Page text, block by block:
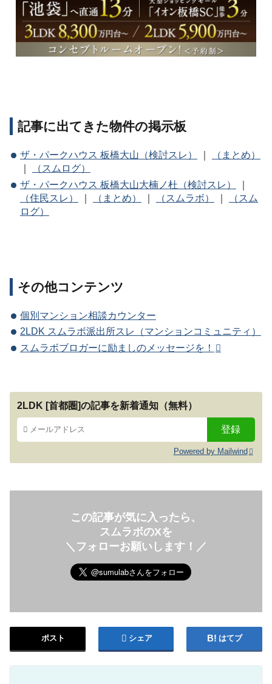
記事に出てきた物件の掲示板
ザ・パークハウス 板橋大山（検討スレ） ｜
（まとめ）
｜
（スムログ）
ザ・パークハウス 板橋大山大楠ノ杜（検討スレ）
｜
（住民スレ）
｜ （まとめ） ｜ （スムラボ） ｜
（スム
ログ）
その他コンテンツ
個別マンション相談カウンター
2LDK スムラボ派出所スレ（マンションコミュニティ）
スムラボブロガーに励ましのメッセージを！
2LDK [首都圏]の記事を新着通知（無料）
Powered by Mailwind
この記事が気に入ったら、
スムラボのXを
＼フォローお願いします！／
ポスト シェア はてブ